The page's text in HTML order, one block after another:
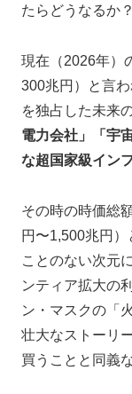
たらどうなるか？
現在（2026年）
300兆円）と言
を独占した未来
電力会社」「宇
な超国家級イン
その時の時価総
円〜1,500兆円
ことのない次元
ンティア拡大の
ン・マスクの「
壮大なストーリ
買うことと同義